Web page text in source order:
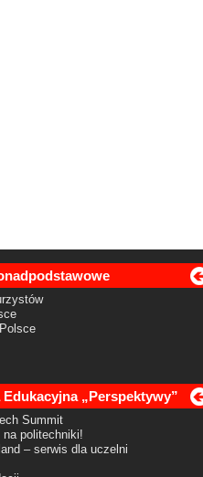
Edukacyjna „Perspektywy”
Summit
na politechniki!
– serwis dla uczelni